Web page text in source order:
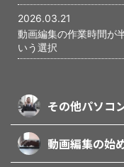
2026.03.21
動画編集の作業時間が
いう選択
その他パソコ
動画編集の始